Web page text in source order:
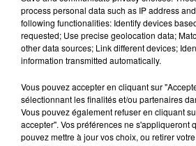
Après la station du Pin ( photo )
d'autres travaux d'assainissement
notamment à St Marsault ou
Un concours photo sur l'arbre est
Deux-Sèvres,
Le festival des arts de la rue
fetera ses 25 ans cette année et
artistes locaux et ses bénévoles.
process personal data such as IP address
following functionalities: Identify devices
requested; Use precise geolocation data;
other data sources; Link different devices;
information transmitted automatically.
Vous pouvez accepter en cliquant sur
sélectionnant les finalités et/ou partenaires
Vous pouvez également refuser en cliquant
accepter". Vos préférences ne s'appliqueront
pouvez mettre à jour vos choix, ou retirer